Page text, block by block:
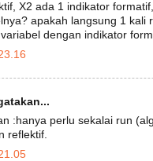
X2 ada 1 indikator
apakah langsung 1
dengan indikator
:hanya perlu sekalai run
reflektif.